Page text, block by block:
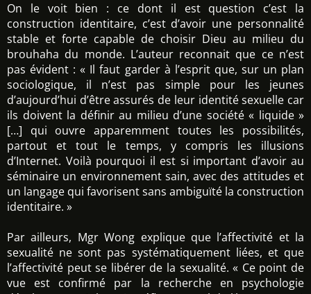
On le voit bien : ce dont il est question c’est la
construction identitaire, c’est d’avoir une personnalité
stable et forte capable de choisir Dieu au milieu du
brouhaha du monde. L’auteur reconnait que ce n’est
pas évident : « Il faut garder à l’esprit que, sur un plan
sociologique, il n’est pas simple pour les jeunes
d’aujourd’hui d’être assurés de leur identité sexuelle car
ils doivent la définir au milieu d’une société « liquide »
[…] qui ouvre apparemment toutes les possibilités,
partout et tout le temps, y compris les illusions
d’Internet. Voilà pourquoi il est si important d’avoir au
séminaire un environnement sain, avec des attitudes et
un langage qui favorisent sans ambiguïté la construction
identitaire. »
Par ailleurs, Mgr Wong explique que l’affectivité et la
sexualité ne sont pas systématiquement liées, et que
l’affectivité peut se libérer de la sexualité. « Ce point de
vue est confirmé par la recherche en psychologie